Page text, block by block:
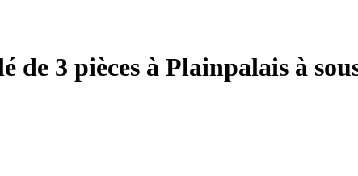
de 3 pièces à Plainpalais à